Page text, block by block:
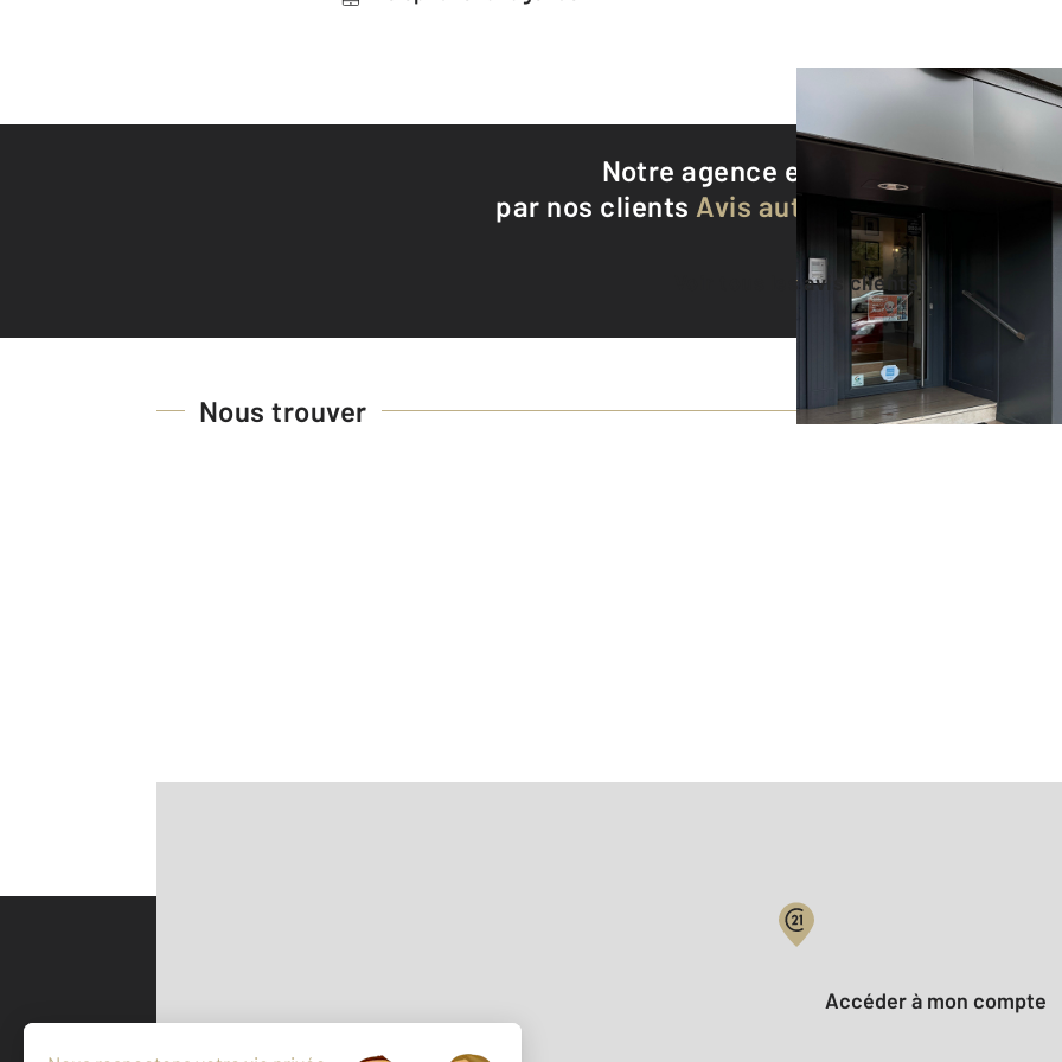
Notre agence est notée9,7/10
par nos clients Avis authentifiés par
Voir tous les avis clients
Nous trouver
Votre compte :
Accéder à mon compte